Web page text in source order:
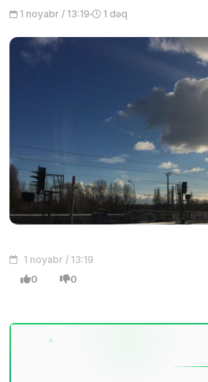
1 noyabr / 13:19 1 dəq
1 noyabr / 13:19
0 0